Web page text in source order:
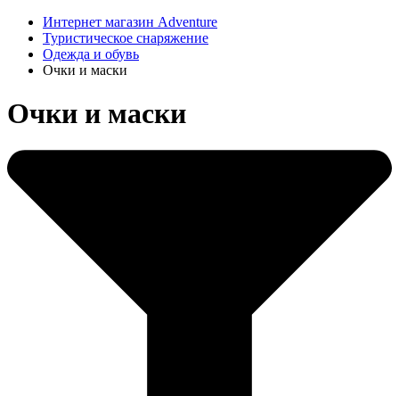
Интернет магазин Adventure
Туристическое снаряжение
Одежда и обувь
Очки и маски
Очки и маски